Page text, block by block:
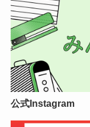
④グループホーム